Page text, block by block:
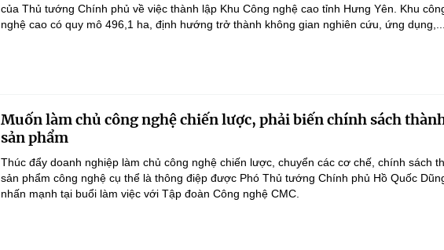
của Thủ tướng Chính phủ về việc thành lập Khu Công nghệ cao tỉnh Hưng Yên. Khu
nghệ cao có quy mô 496,1 ha, định hướng trở thành không gian nghiên cứu, ứng dụng,...
Muốn làm chủ công nghệ chiến lược, phải biến chính sách
sản phẩm
Thúc đẩy doanh nghiệp làm chủ công nghệ chiến lược, chuyển các cơ chế, chính sách
sản phẩm công nghệ cụ thể là thông điệp được Phó Thủ tướng Chính phủ Hồ Quốc
nhấn mạnh tại buổi làm việc với Tập đoàn Công nghệ CMC.